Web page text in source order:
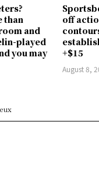
than
and
played
you may
off
+$15
August 8,